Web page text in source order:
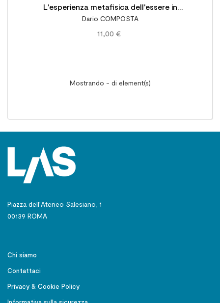
L'esperienza metafisica dell'essere in
Aristotele
Dario COMPOSTA
11,00 €
Mostrando - di element(s)
Piazza dell’Ateneo Salesiano, 1
00139 ROMA
Chi siamo
Contattaci
Privacy & Cookie Policy